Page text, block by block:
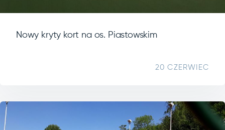
Nowy kryty kort na os. Piastowskim
20 CZERWIEC